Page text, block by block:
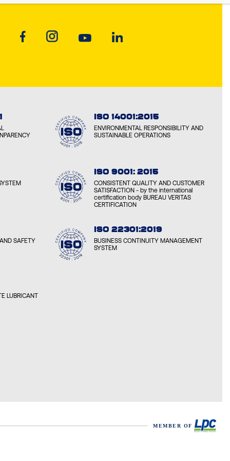
ISO 14001:2015
ENVIRONMENTAL RESPONSIBILITY AND
SUSTAINABLE OPERATIONS
ISO 9001: 2015
CONSISTENT QUALITY AND CUSTOMER
SATISFACTION - by the international
certification body BUREAU VERITAS
CERTIFICATION
SAFETY
ISO 22301:2019
BUSINESS CONTINUITY MANAGEMENT
SYSTEM
LUBRICANT